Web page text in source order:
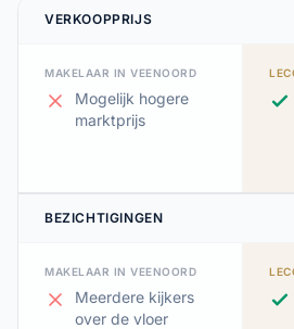
VERKOOPPRIJS
MAKELAAR IN VEENOORD
Mogelijk hogere
marktprijs
BEZICHTIGINGEN
MAKELAAR IN VEENOORD
Meerdere kijkers
over de vloer